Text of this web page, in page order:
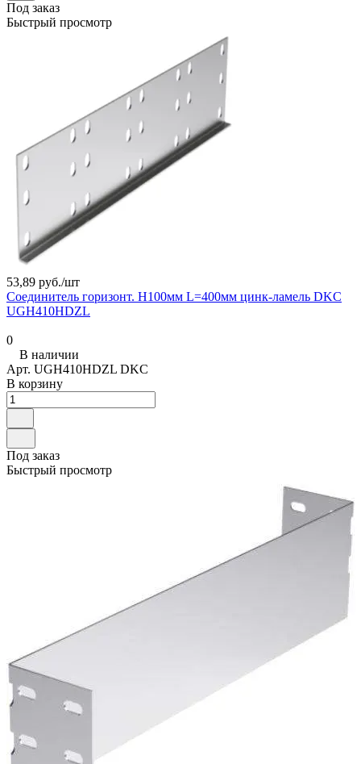
Под заказ
Быстрый просмотр
53,89 руб./шт
Соединитель горизонт. H100мм L=400мм цинк-ламель DKC
UGH410HDZL
0
В наличии
Арт. UGH410HDZL DKC
В корзину
Под заказ
Быстрый просмотр